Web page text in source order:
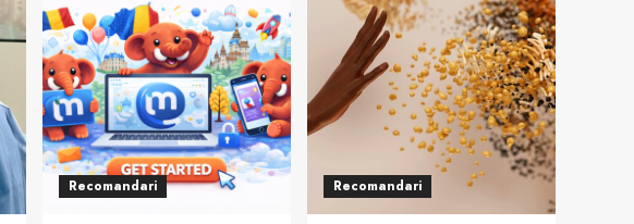
Recomandari Recomandari